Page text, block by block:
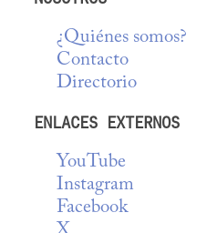
¿Quiénes somos?
Contacto
Directorio
ENLACES EXTERNOS
YouTube
Instagram
Facebook